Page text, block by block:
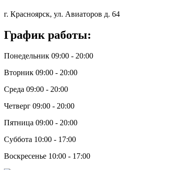
г. Красноярск, ул. Авиаторов д. 64
График работы:
Понедельник 09:00 - 20:00
Вторник 09:00 - 20:00
Среда 09:00 - 20:00
Четверг 09:00 - 20:00
Пятница 09:00 - 20:00
Суббота 10:00 - 17:00
Воскресенье 10:00 - 17:00